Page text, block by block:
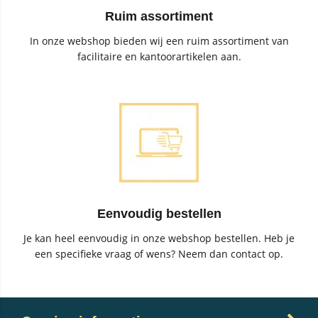
Ruim assortiment
In onze webshop bieden wij een ruim assortiment van
facilitaire en kantoorartikelen aan.
Eenvoudig bestellen
Je kan heel eenvoudig in onze webshop bestellen. Heb je
een specifieke vraag of wens? Neem dan contact op.